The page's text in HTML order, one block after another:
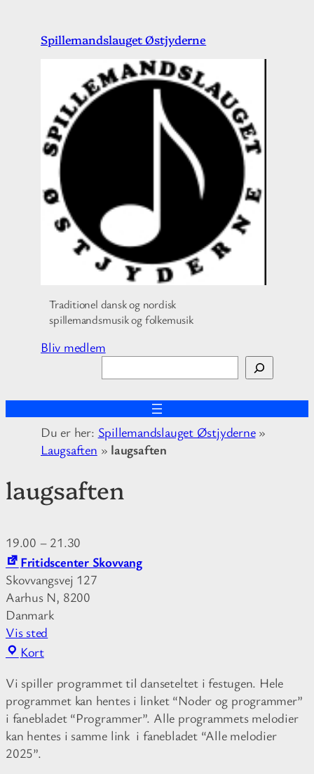
Spillemandslauget Østjyderne
Traditionel dansk og nordisk
spillemandsmusik og folkemusik
Bliv medlem
ø
g
Du er her: Spillemandslauget Østjyderne»
Laugsaften » laugsaften
laugsaften
19.00 – 21.30
Fritidscenter Skovvang
Skovvangsvej 127
Aarhus N, 8200
Danmark
Vis sted
KortF
i
t
i
d
Vi spiller programmet til danseteltet i festugen. Hele
programmet kan hentes i linket “Noder og programmer”
i fanebladet “Programmer”. Alle programmets melodier
kan hentes i samme link i fanebladet “Alle melodier
2025”.